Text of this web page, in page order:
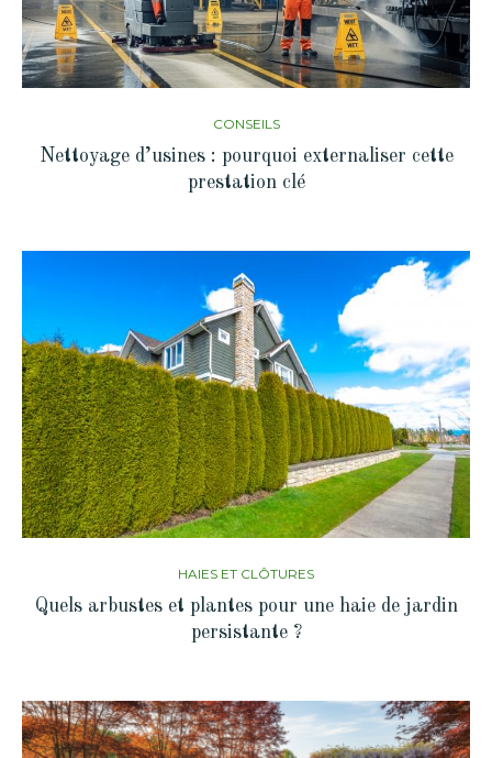
CONSEILS
Nettoyage d’usines : pourquoi externaliser cette
prestation clé
HAIES ET CLÔTURES
Quels arbustes et plantes pour une haie de jardin
persistante ?